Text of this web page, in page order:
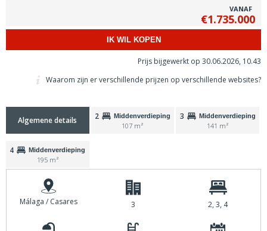
VANAF
€1.735.000
IK WIL KOPEN
Prijs bijgewerkt op 30.06.2026, 10.43
Waarom zijn er verschillende prijzen op verschillende websites?
Algemene details 2 Middenverdieping
107 m²
3 Middenverdieping
141 m²
4 Middenverdieping
195 m²
Málaga / Casares 3 2, 3, 4